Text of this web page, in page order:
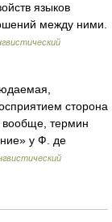
языков
между ними.
сторона
вообще, термин
у Ф. де